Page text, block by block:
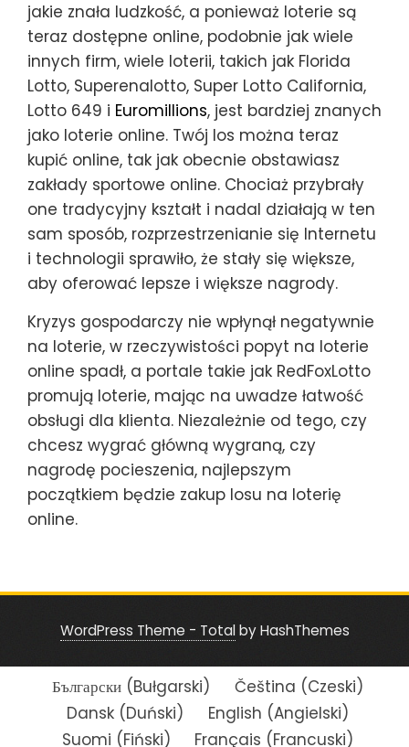
jakie znała ludzkość, a ponieważ loterie są
teraz dostępne online, podobnie jak wiele
innych firm, wiele loterii, takich jak Florida
Lotto, Superenalotto, Super Lotto California,
Lotto 649 i Euromillions, jest bardziej znanych
jako loterie online. Twój los można teraz
kupić online, tak jak obecnie obstawiasz
zakłady sportowe online. Chociaż przybrały
one tradycyjny kształt i nadal działają w ten
sam sposób, rozprzestrzenianie się Internetu
i technologii sprawiło, że stały się większe,
aby oferować lepsze i większe nagrody.
Kryzys gospodarczy nie wpłynął negatywnie
na loterie, w rzeczywistości popyt na loterie
online spadł, a portale takie jak RedFoxLotto
promują loterie, mając na uwadze łatwość
obsługi dla klienta. Niezależnie od tego, czy
chcesz wygrać główną wygraną, czy
nagrodę pocieszenia, najlepszym
początkiem będzie zakup losu na loterię
online.
WordPress Theme - Totalby HashThemes
Български (Bułgarski) Čeština (Czeski)
Dansk (Duński) English (Angielski)
Suomi (Fiński) Français (Francuski)